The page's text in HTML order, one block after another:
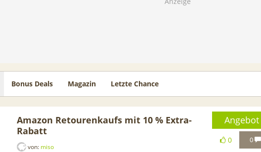
Bonus Deals Magazin Letzte Chance
Angebot
0
0
Amazon Retourenkaufs mit 10 % Extra-
Rabatt
von: miso